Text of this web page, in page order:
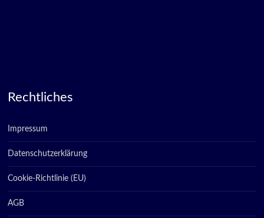
Rechtliches
Impressum
Datenschutzerklärung
Cookie-Richtlinie (EU)
AGB